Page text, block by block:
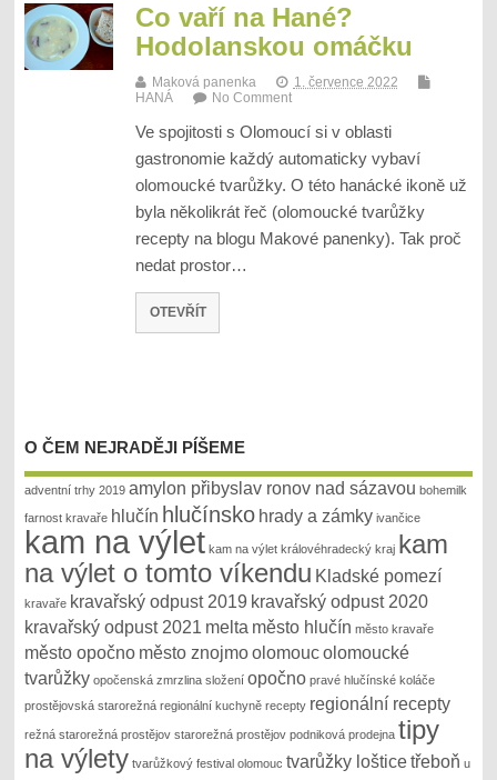
Co vaří na Hané?
Hodolanskou omáčku
Maková panenka
1. července 2022
HANÁ
No Comment
Ve spojitosti s Olomoucí si v oblasti
gastronomie každý automaticky vybaví
olomoucké tvarůžky. O této hanácké ikoně už
byla několikrát řeč (olomoucké tvarůžky
recepty na blogu Makové panenky). Tak proč
nedat prostor…
OTEVŘÍT
O ČEM NEJRADĚJI PÍŠEME
adventní trhy 2019 amylon přibyslav ronov nad sázavou bohemilk
farnost kravaře hlučín hlučínsko hrady a zámky ivančice
kam na výlet kam na výlet královéhradecký kraj kam
na výlet o tomto víkendu Kladské pomezí
kravaře kravařský odpust 2019 kravařský odpust 2020
kravařský odpust 2021 melta město hlučín město kravaře
město opočno město znojmoolomoucolomoucké
tvarůžky opočenská zmrzlina složení opočno pravé hlučínské koláče
prostějovská starorežná regionální kuchyně recepty regionální recepty
režná starorežná prostějov starorežná prostějov podniková prodejna tipy
na výlety tvarůžkový festival olomouc tvarůžky lošticetřeboň u